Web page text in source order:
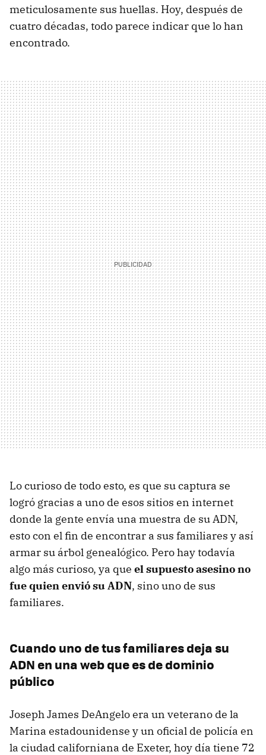
meticulosamente sus huellas. Hoy, después de
cuatro décadas, todo parece indicar que lo han
encontrado.
Lo curioso de todo esto, es que su captura se
logró gracias a uno de esos sitios en internet
donde la gente envía una muestra de su ADN,
esto con el fin de encontrar a sus familiares y así
armar su árbol genealógico. Pero hay todavía
algo más curioso, ya que el supuesto asesino no
fue quien envió su ADN, sino uno de sus
familiares.
Cuando uno de tus familiares deja su
ADN en una web que es de dominio
público
Joseph James DeAngelo era un veterano de la
Marina estadounidense y un oficial de policía en
la ciudad californiana de Exeter, hoy día tiene 72